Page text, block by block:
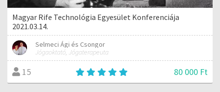
Magyar Rife Technológia Egyesület Konferenciája
2021.03.14.
Selmeci Ági és Csongor
Jógaoktató, Jógaterapeuta
15 80 000 Ft